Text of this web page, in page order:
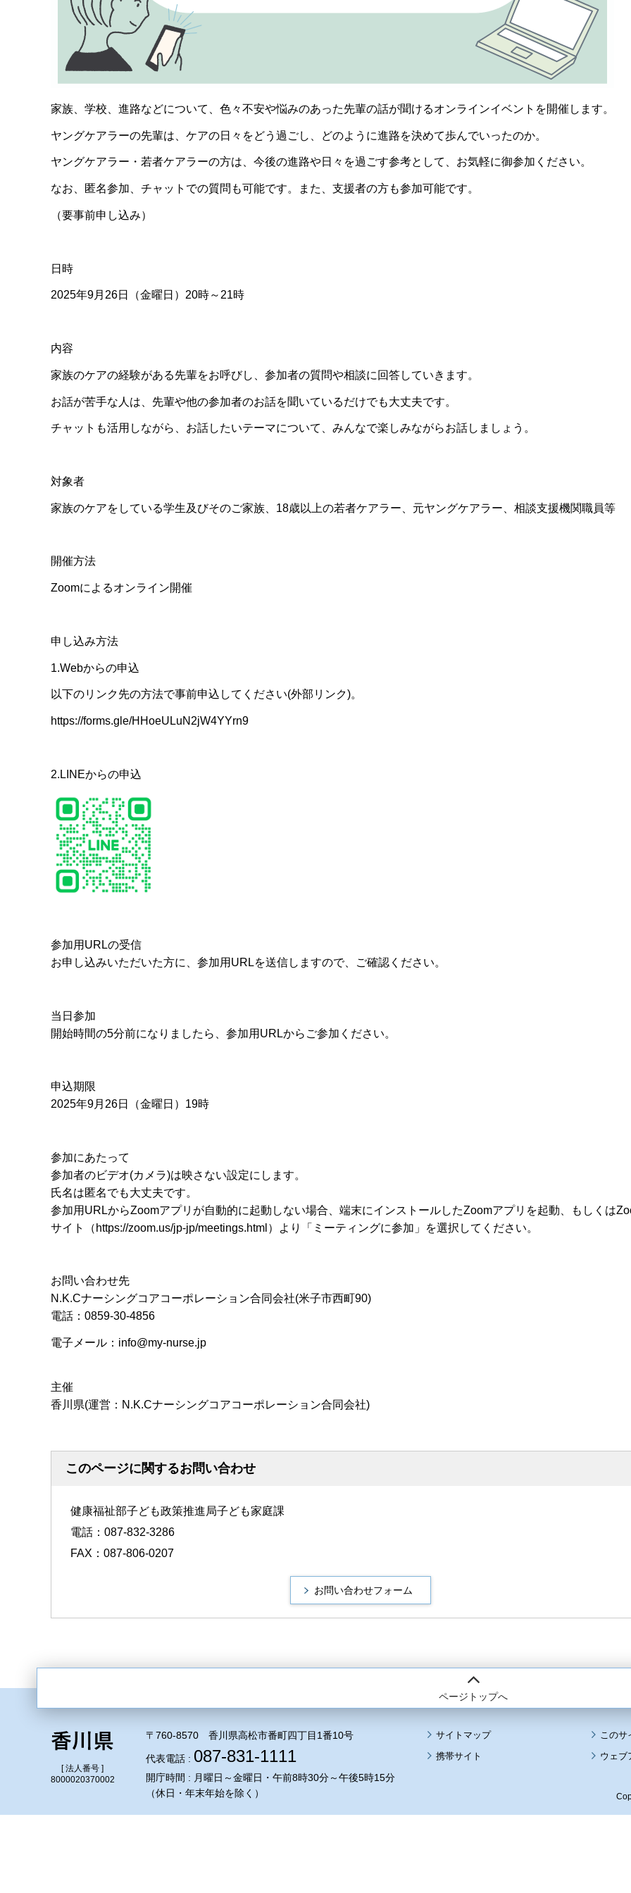
家族、学校、進路などについて、色々不安や悩みのあった先輩の話が聞けるオンラインイベントを開催します。
ヤングケアラーの先輩は、ケアの日々をどう過ごし、どのように進路を決めて歩んでいったのか。
ヤングケアラー・若者ケアラーの方は、今後の進路や日々を過ごす参考として、お気軽に御参加ください。
なお、匿名参加、チャットでの質問も可能です。また、支援者の方も参加可能です。
（要事前申し込み）
日時
2025年9月26日（金曜日）20時～21時
内容
家族のケアの経験がある先輩をお呼びし、参加者の質問や相談に回答していきます。
お話が苦手な人は、先輩や他の参加者のお話を聞いているだけでも大丈夫です。
チャットも活用しながら、お話したいテーマについて、みんなで楽しみながらお話しましょう。
対象者
家族のケアをしている学生及びそのご家族、18歳以上の若者ケアラー、元ヤングケアラー、相談支援機関職員等
開催方法
Zoomによるオンライン開催
申し込み方法
1.Webからの申込
以下のリンク先の方法で事前申込してください(外部リンク)。
https://forms.gle/HHoeULuN2jW4YYrn9
2.LINEからの申込
参加用URLの受信
お申し込みいただいた方に、参加用URLを送信しますので、ご確認ください。
当日参加
開始時間の5分前になりましたら、参加用URLからご参加ください。
申込期限
2025年9月26日（金曜日）19時
参加にあたって
参加者のビデオ(カメラ)は映さない設定にします。
氏名は匿名でも大丈夫です。
参加用URLからZoomアプリが自動的に起動しない場合、端末にインストールしたZoomアプリを起動、もしくは
サイト（https://zoom.us/jp-jp/meetings.html）より「ミーティングに参加」を選択してください。
お問い合わせ先
N.K.Cナーシングコアコーポレーション合同会社(米子市西町90)
電話：0859-30-4856
電子メール：info@my-nurse.jp
主催
香川県(運営：N.K.Cナーシングコアコーポレーション合同会社)
このページに関するお問い合わせ
健康福祉部子ども政策推進局子ども家庭課
電話：087-832-3286
FAX：087-806-0207
ページトップへ
[ 法人番号 ]
8000020370002
〒760-8570 香川県高松市番町四丁目1番10号
代表電話 : 087-831-1111
開庁時間 : 月曜日～金曜日・午前8時30分～午後5時15分
（休日・年末年始を除く）
サイトマップ
このサ
携帯サイト
ウェブ